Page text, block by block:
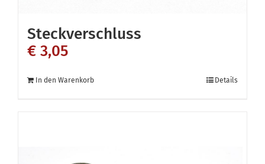
Steckverschluss
€ 3,05
In den Warenkorb Details